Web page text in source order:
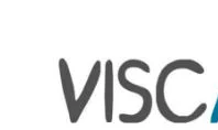
contenido